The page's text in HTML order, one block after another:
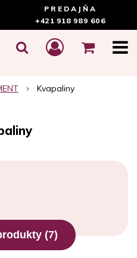
PREDAJŇA
+421 918 989 606
Kvapaliny
(7)